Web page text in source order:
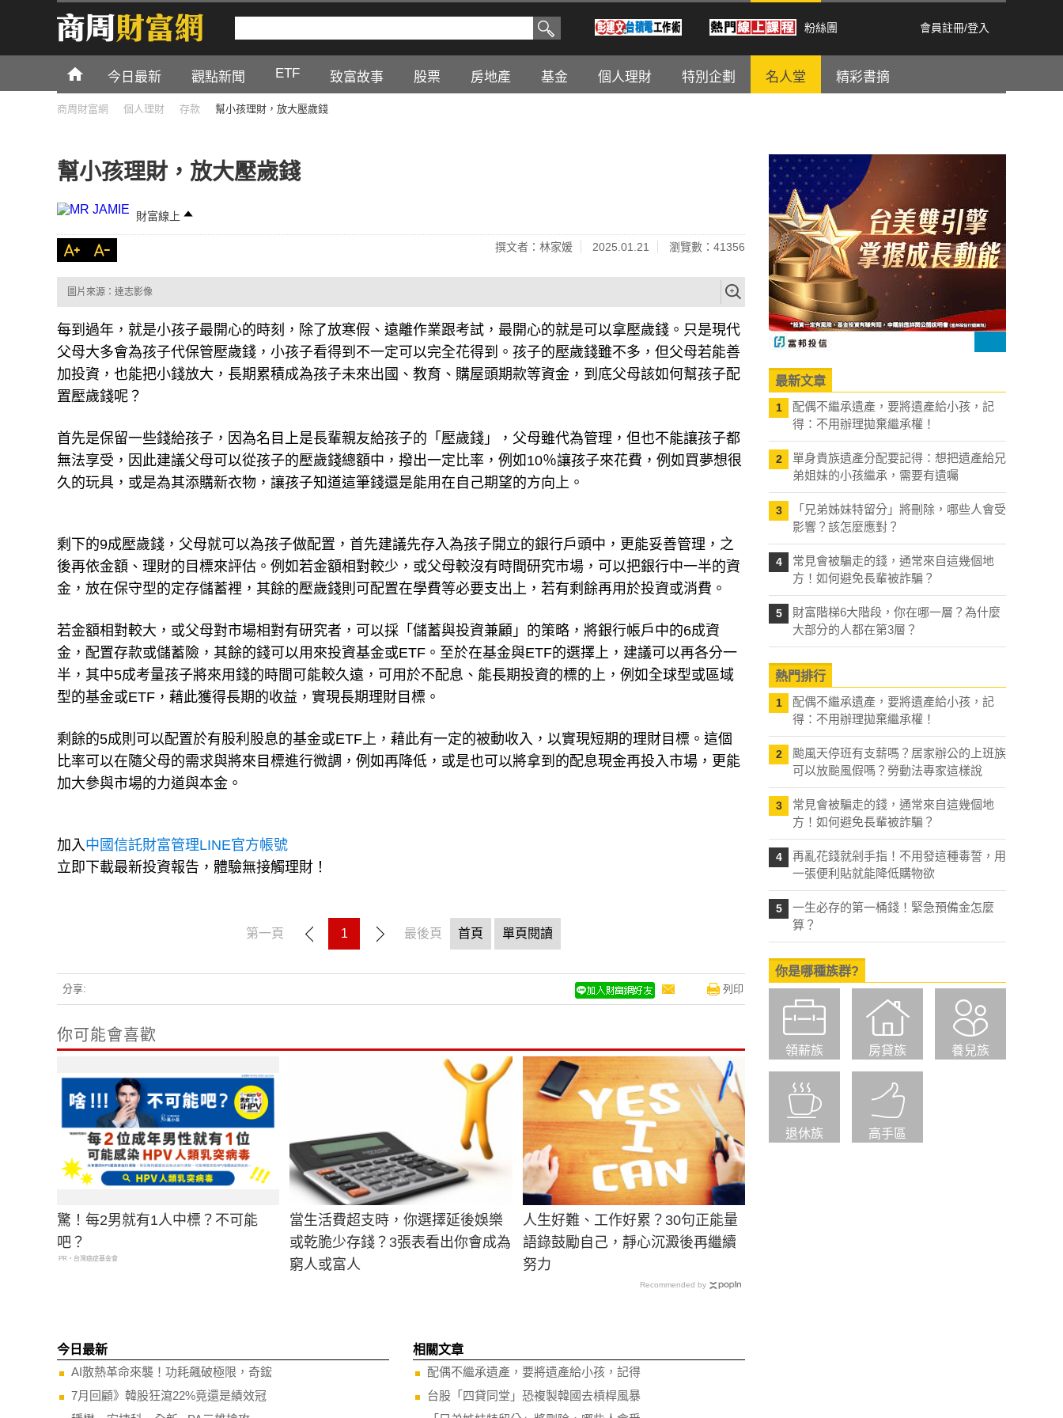
粉絲團 會員註冊/登入
今日最新 觀點新聞 ETF 致富故事 股票 房地產 基金 個人理財 特別企劃 名人堂 精彩書摘
商周財富網 個人理財 存款 幫小孩理財，放大壓歲錢
幫小孩理財，放大壓歲錢
財富線上
撰文者：林家媛 2025.01.21 瀏覽數：41356
圖片來源：達志影像
每到過年，就是小孩子最開心的時刻，除了放寒假、遠離作業跟考試，最開心的就是可以拿壓歲錢。只是現代
父母大多會為孩子代保管壓歲錢，小孩子看得到不一定可以完全花得到。孩子的壓歲錢雖不多，但父母若能善
加投資，也能把小錢放大，長期累積成為孩子未來出國、教育、購屋頭期款等資金，到底父母該如何幫孩子配
置壓歲錢呢？
首先是保留一些錢給孩子，因為名目上是長輩親友給孩子的「壓歲錢」，父母雖代為管理，但也不能讓孩子都
無法享受，因此建議父母可以從孩子的壓歲錢總額中，撥出一定比率，例如10％讓孩子來花費，例如買夢想很
久的玩具，或是為其添購新衣物，讓孩子知道這筆錢還是能用在自己期望的方向上。
剩下的9成壓歲錢，父母就可以為孩子做配置，首先建議先存入為孩子開立的銀行戶頭中，更能妥善管理，之
後再依金額、理財的目標來評估。例如若金額相對較少，或父母較沒有時間研究市場，可以把銀行中一半的資
金，放在保守型的定存儲蓄裡，其餘的壓歲錢則可配置在學費等必要支出上，若有剩餘再用於投資或消費。
若金額相對較大，或父母對市場相對有研究者，可以採「儲蓄與投資兼顧」的策略，將銀行帳戶中的6成資
金，配置存款或儲蓄險，其餘的錢可以用來投資基金或ETF。至於在基金與ETF的選擇上，建議可以再各分一
半，其中5成考量孩子將來用錢的時間可能較久遠，可用於不配息、能長期投資的標的上，例如全球型或區域
型的基金或ETF，藉此獲得長期的收益，實現長期理財目標。
剩餘的5成則可以配置於有股利股息的基金或ETF上，藉此有一定的被動收入，以實現短期的理財目標。這個
比率可以在隨父母的需求與將來目標進行微調，例如再降低，或是也可以將拿到的配息現金再投入市場，更能
加大參與市場的力道與本金。
加入中國信託財富管理LINE官方帳號
立即下載最新投資報告，體驗無接觸理財！
第一頁 1 最後頁 首頁 單頁閱讀
分享: 列印
你可能會喜歡
驚！每2男就有1人中標？不可能
吧？
PR・台灣癌症基金會
當生活費超支時，你選擇延後娛樂
或乾脆少存錢？3張表看出你會成為
窮人或富人
人生好難、工作好累？30句正能量
語錄鼓勵自己，靜心沉澱後再繼續
努力
Recommended by
今日最新
AI散熱革命來襲！功耗飆破極限，奇鋐
7月回顧》韓股狂瀉22%竟還是績效冠
相關文章
配偶不繼承遺產，要將遺產給小孩，記得
台股「四貸同堂」恐複製韓國去槓桿風暴
最新文章
1
配偶不繼承遺產，要將遺產給小孩，記
得：不用辦理拋棄繼承權！
2
單身貴族遺產分配要記得：想把遺產給兄
弟姐妹的小孩繼承，需要有遺囑
3
「兄弟姊妹特留分」將刪除，哪些人會受
影響？該怎麼應對？
4
常見會被騙走的錢，通常來自這幾個地
方！如何避免長輩被詐騙？
5
財富階梯6大階段，你在哪一層？為什麼
大部分的人都在第3層？
熱門排行
1
配偶不繼承遺產，要將遺產給小孩，記
得：不用辦理拋棄繼承權！
2
颱風天停班有支薪嗎？居家辦公的上班族
可以放颱風假嗎？勞動法專家這樣說
3
常見會被騙走的錢，通常來自這幾個地
方！如何避免長輩被詐騙？
4
再亂花錢就剁手指！不用發這種毒誓，用
一張便利貼就能降低購物欲
5
一生必存的第一桶錢！緊急預備金怎麼
算？
你是哪種族群?
領薪族 房貸族 養兒族
退休族 高手區